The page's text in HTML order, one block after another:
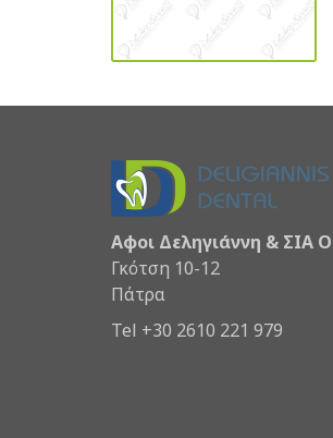
Αφοι Δεληγιάννη & ΣΙΑ
Γκότση 10-12
Πάτρα
Tel +30 2610 221 979